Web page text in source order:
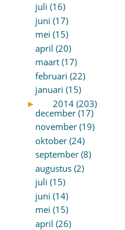
juli (16)
juni (17)
mei (15)
april (20)
maart (17)
februari (22)
januari (15)
►
2014 (203)
december (17)
november (19)
oktober (24)
september (8)
augustus (2)
juli (15)
juni (14)
mei (15)
april (26)